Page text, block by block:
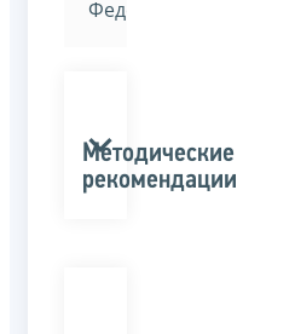
Федерации»
Методические
рекомендации